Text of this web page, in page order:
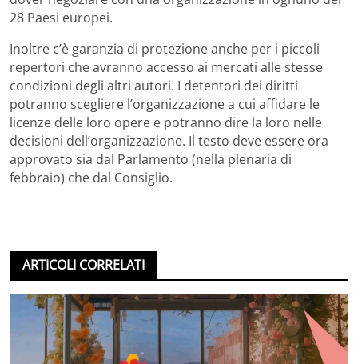
28 Paesi europei.
Inoltre c’è garanzia di protezione anche per i piccoli
repertori che avranno accesso ai mercati alle stesse
condizioni degli altri autori. I detentori dei diritti
potranno scegliere l’organizzazione a cui affidare le
licenze delle loro opere e potranno dire la loro nelle
decisioni dell’organizzazione. Il testo deve essere ora
approvato sia dal Parlamento (nella plenaria di
febbraio) che dal Consiglio.
ARTICOLI CORRELATI